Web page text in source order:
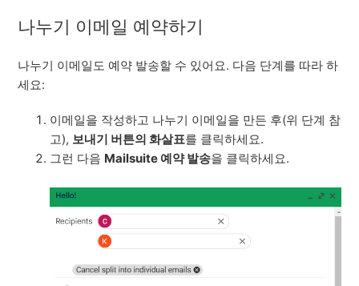
나누기 이메일 예약하기
나누기 이메일도 예약 발송할 수 있어요. 다음 단계를 따라 하
세요:
이메일을 작성하고 나누기 이메일을 만든 후(위 단계 참
고), 보내기 버튼의 화살표를 클릭하세요.
그런 다음 Mailsuite 예약 발송을 클릭하세요.